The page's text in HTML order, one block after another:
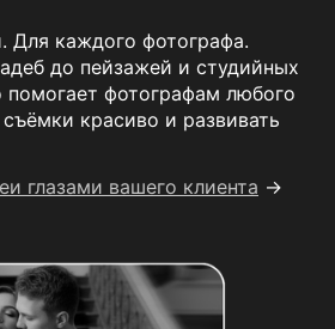
Для каждого фотографа.
до пейзажей и студийных
фотографам любого
красиво и развивать
глазами вашего клиента →